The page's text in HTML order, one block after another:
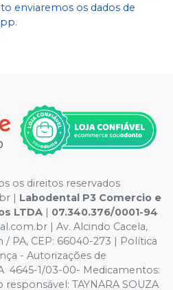
enviaremos os dados de
os direitos reservados
| Labodental P3 Comercio e
LTDA | 07.340.376/0001-94
| Av. Alcindo Cacela,
/ PA, CEP: 66040-273 | Política
- Autorizações de
4645-1/03-00- Medicamentos:
responsável: TAYNARA SOUZA